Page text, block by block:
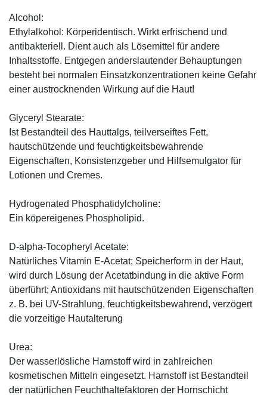
Alcohol:
Ethylalkohol: Körperidentisch. Wirkt erfrischend und
antibakteriell. Dient auch als Lösemittel für andere
Inhaltsstoffe. Entgegen anderslautender Behauptungen
besteht bei normalen Einsatzkonzentrationen keine Gefahr
einer austrocknenden Wirkung auf die Haut!
Glyceryl Stearate:
Ist Bestandteil des Hauttalgs, teilverseiftes Fett,
hautschützende und feuchtigkeitsbewahrende
Eigenschaften, Konsistenzgeber und Hilfsemulgator für
Lotionen und Cremes.
Hydrogenated Phosphatidylcholine:
Ein köpereigenes Phospholipid.
D-alpha-Tocopheryl Acetate:
Natürliches Vitamin E-Acetat; Speicherform in der Haut,
wird durch Lösung der Acetatbindung in die aktive Form
überführt; Antioxidans mit hautschützenden Eigenschaften
z. B. bei UV-Strahlung, feuchtigkeitsbewahrend, verzögert
die vorzeitige Hautalterung
Urea:
Der wasserlösliche Harnstoff wird in zahlreichen
kosmetischen Mitteln eingesetzt. Harnstoff ist Bestandteil
der natürlichen Feuchthaltefaktoren der Hornschicht